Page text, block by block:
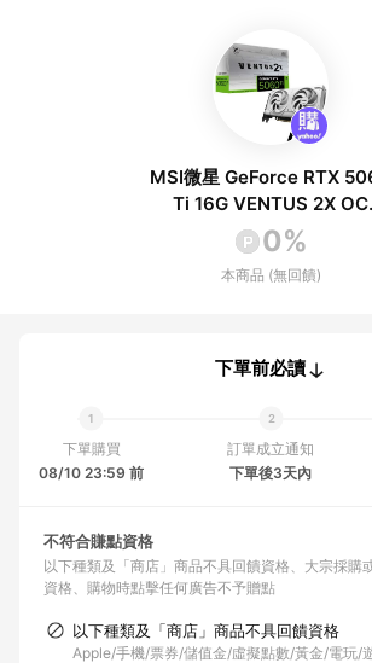
MSI微星 GeForce RTX
Ti 16G VENTUS 2X OC
WHITE PLUS 顯示卡
0%
本商品 (無回饋)
下單前必讀
下單購買
08/10 23:59 前
訂單成立通知
下單後3天內
不符合賺點資格
以下種類及「商店」商品不具回饋資格
大宗採購
資格
購物時點擊任何廣告不予贈點
以下種類及「商店」商品不具回饋資格
Apple/手機/票券/儲值金/虛擬點數/黃金/電玩/